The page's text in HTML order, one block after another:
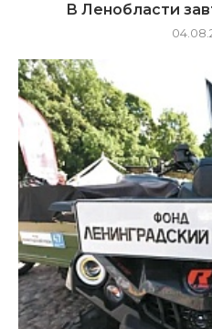
В Ленобласти